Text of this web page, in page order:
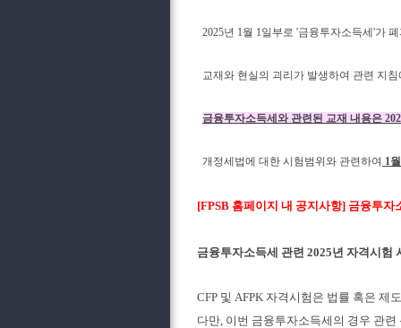
2025년 1월 1일부로 '금융투자소득세'가
교재와 현실의 괴리가 발생하여 관련 지
금융투자소득세와 관련된 교재 내용은
개정세법에 대한 시험범위와 관련하여 1
[FPSB 홈페이지 내 공지사항] 금융투
금융투자소득세 관련 2025년 자격시험
CFP 및 AFPK 자격시험은 법률 혹은
다만, 이번 금융투자소득세의 경우 관